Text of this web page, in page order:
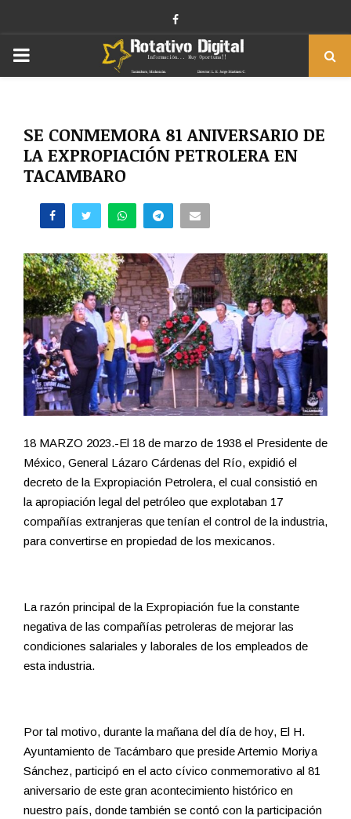
Facebook
PRIMARY
SE CONMEMORA 81 ANIVERSARIO DE
LA EXPROPIACIÓN PETROLERA EN
TACAMBARO
18 MARZO 2023.-El 18 de marzo de 1938 el Presidente de
México, General Lázaro Cárdenas del Río, expidió el
decreto de la Expropiación Petrolera, el cual consistió en
la apropiación legal del petróleo que explotaban 17
compañías extranjeras que tenían el control de la industria,
para convertirse en propiedad de los mexicanos.
La razón principal de la Expropiación fue la constante
negativa de las compañías petroleras de mejorar las
condiciones salariales y laborales de los empleados de
esta industria.
Por tal motivo, durante la mañana del día de hoy, El H.
Ayuntamiento de Tacámbaro que preside Artemio Moriya
Sánchez, participó en el acto cívico conmemorativo al 81
aniversario de este gran acontecimiento histórico en
nuestro país, donde también se contó con la participación